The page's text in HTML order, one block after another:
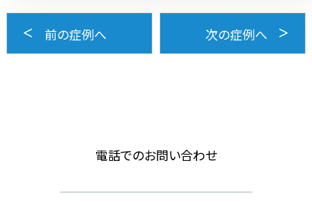
前の症例へ 次の症例へ
電話でのお問い合わせ